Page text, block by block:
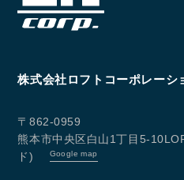
株式会社ロフトコーポレーシ
〒862-0959
熊本市中央区白山1丁目5-
ド)
Google map